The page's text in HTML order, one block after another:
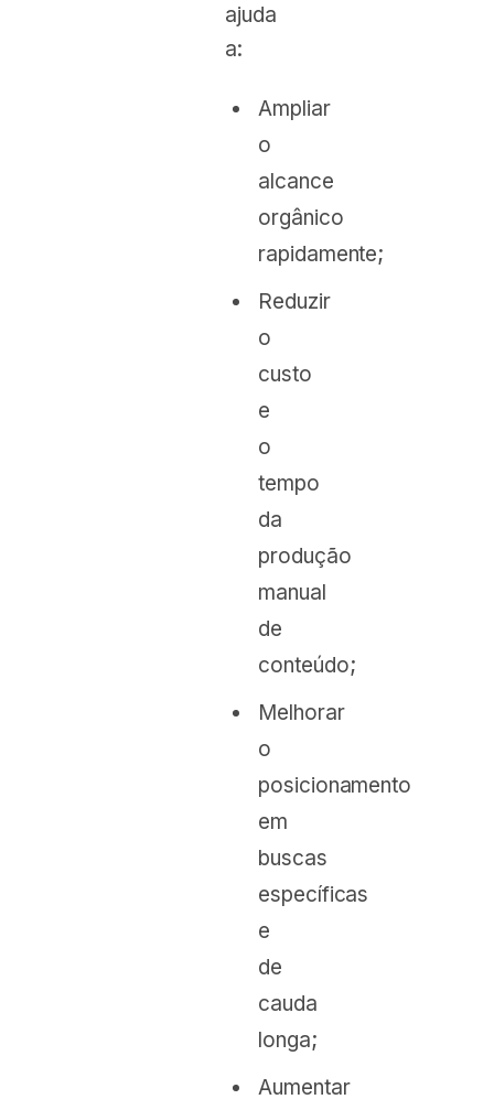
ajuda
a:
Ampliar
o
alcance
orgânico
rapidamente;
Reduzir
o
custo
e
o
tempo
da
produção
manual
de
conteúdo;
Melhorar
o
posicionamento
em
buscas
específicas
e
de
cauda
longa;
Aumentar